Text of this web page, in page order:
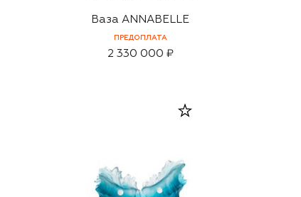
Ваза ANNABELLE
ПРЕДОПЛАТА
2 330 000 ₽